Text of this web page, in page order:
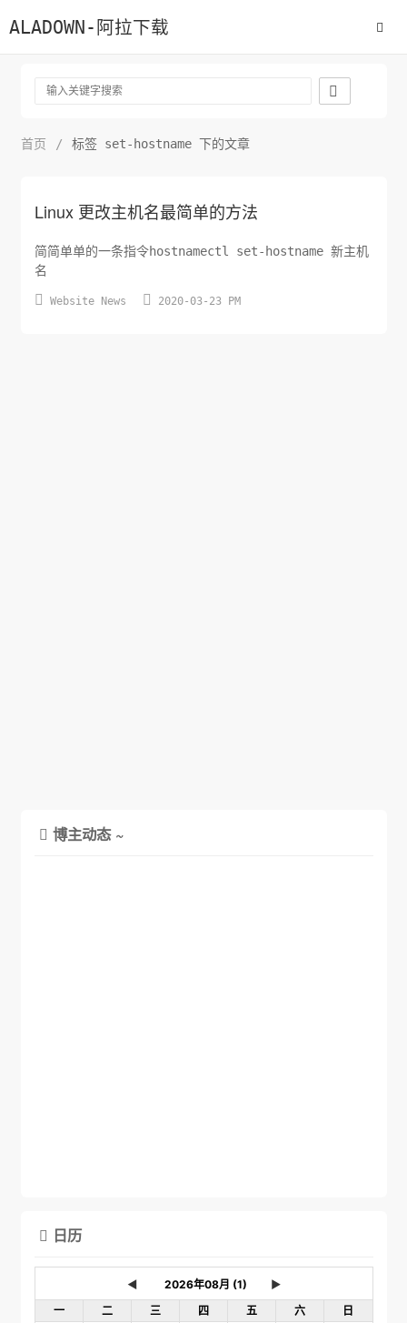
ALADOWN-阿拉下载

首页 / 标签 set-hostname 下的文章
Linux 更改主机名最简单的方法
简简单单的一条指令hostnamectl set-hostname 新主机
名
 Website News  2020-03-23 PM
 博主动态 ~
 日历
◄
►
一
二 三 四 五 六
日